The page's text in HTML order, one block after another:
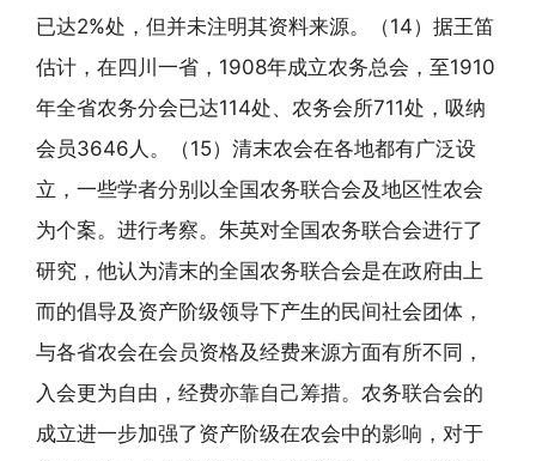
已达2%处，但并未注明其资料来源。（14）据王笛
估计，在四川一省，1908年成立农务总会，至1910
年全省农务分会已达114处、农务会所711处，吸纳
会员3646人。（15）清末农会在各地都有广泛设
立，一些学者分别以全国农务联合会及地区性农会
为个案。进行考察。朱英对全国农务联合会进行了
研究，他认为清末的全国农务联合会是在政府由上
而的倡导及资产阶级领导下产生的民间社会团体，
与各省农会在会员资格及经费来源方面有所不同，
入会更为自由，经费亦靠自己筹措。农务联合会的
成立进一步加强了资产阶级在农会中的影响，对于